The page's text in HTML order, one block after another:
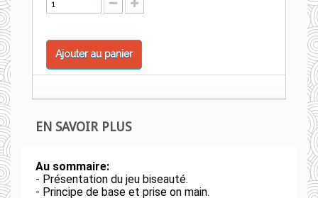
Ajouter au panier
EN SAVOIR PLUS
Au sommaire:
- Présentation du jeu biseauté.
- Principe de base et prise on main.